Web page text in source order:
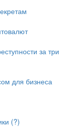
за три
для бизнеса
(?)